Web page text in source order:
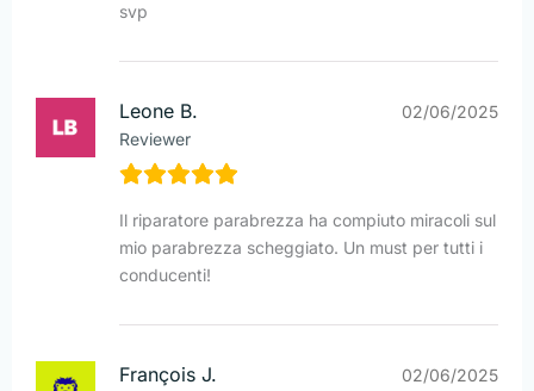
svp
Leone B.
Reviewer
02/06/2025
Il riparatore parabrezza ha compiuto miracoli sul
mio parabrezza scheggiato. Un must per tutti i
conducenti!
François J. 02/06/2025